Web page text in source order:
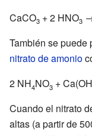
CaCO3 + 2 HNO3
También se puede
nitrato de amonio
2 NH4NO3 +
Cuando el nitrato
altas (a partir de